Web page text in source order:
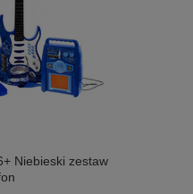
Niebieski zestaw